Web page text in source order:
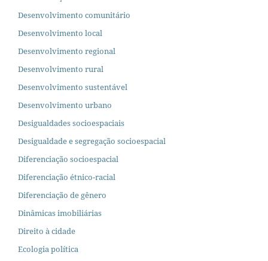
Desenvolvimento comunitário
Desenvolvimento local
Desenvolvimento regional
Desenvolvimento rural
Desenvolvimento sustentável
Desenvolvimento urbano
Desigualdades socioespaciais
Desigualdade e segregação socioespacial
Diferenciação socioespacial
Diferenciação étnico-racial
Diferenciação de gênero
Dinâmicas imobiliárias
Direito à cidade
Ecologia política